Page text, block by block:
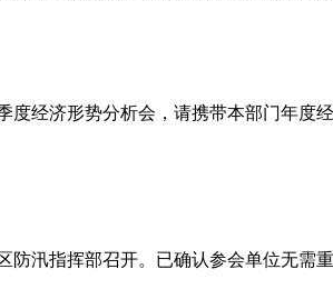
度经济形势分析会，请携带本部门年
汛指挥部召开。已确认参会单位无需